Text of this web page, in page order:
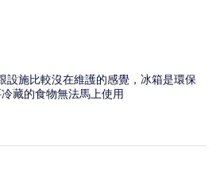
設施比較沒在維護的感覺，冰箱是環保
藏的食物無法馬上使用